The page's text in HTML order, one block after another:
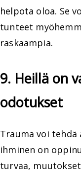
helpota oloa. Se
tunteet
raskaampia.
9. Heillä on
odotukset
Trauma voi tehdä
ihminen on
turvaa,